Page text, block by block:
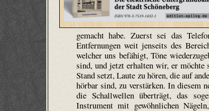
gemacht habe. Zuerst sei das
Entfernungen weit jenseits des
welcher uns befähigt, Töne
sind, und jetzt erhalten wir, er möchte
Stand setzt, Laute zu hören, die auf
hörbar sind, zu verstärken. In diesem
die Schallwellen überträgt, das
Instrument mit gewöhnlichen